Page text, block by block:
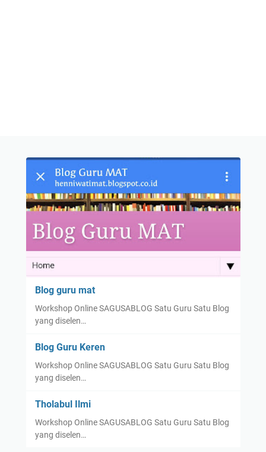
Blog guru mat
Workshop Online SAGUSABLOG Satu Guru Satu Blog
yang diselen…
Blog Guru Keren
Workshop Online SAGUSABLOG Satu Guru Satu Blog
yang diselen…
Tholabul Ilmi
Workshop Online SAGUSABLOG Satu Guru Satu Blog
yang diselen…